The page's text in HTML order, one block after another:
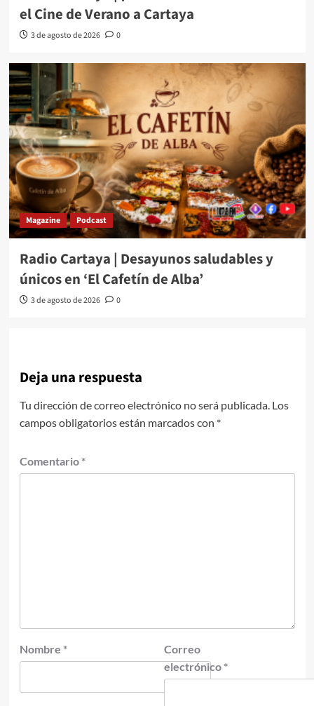
el Cine de Verano a Cartaya
3 de agosto de 2026 0
Magazine Podcast
Radio Cartaya | Desayunos saludables y
únicos en ‘El Cafetín de Alba’
3 de agosto de 2026 0
Deja una respuesta
Tu dirección de correo electrónico no será publicada. Los
campos obligatorios están marcados con *
Comentario *
Nombre *
Correo
electrónico *